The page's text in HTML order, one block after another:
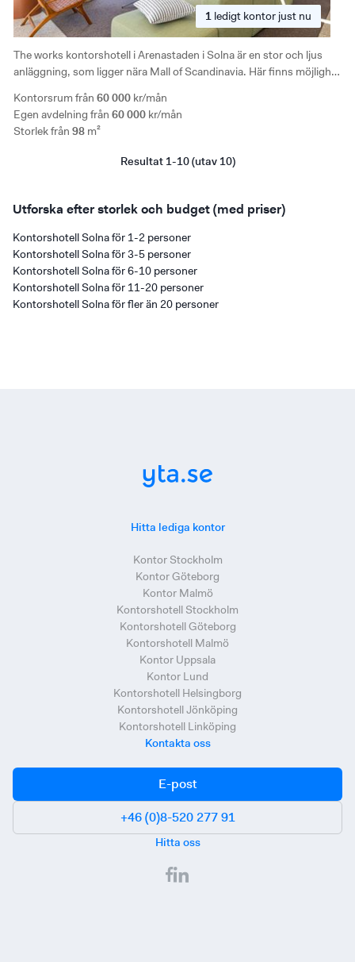
1 ledigt kontor just nu
Kontorsrum från 60 000 kr/mån
Egen avdelning från 60 000 kr/mån
Storlek från 98 m²
The works kontorshotell i Arenastaden i Solna är en stor och ljus
anläggning, som ligger nära Mall of Scandinavia. Här finns möjlighet
Nära kommunikationer samt tillgång till parkering.
Resultat 1-10 (utav 10)
Utforska efter storlek och budget (med priser)
Kontorshotell Solna för 1-2 personer
Kontorshotell Solna för 3-5 personer
Kontorshotell Solna för 6-10 personer
Kontorshotell Solna för 11-20 personer
Kontorshotell Solna för fler än 20 personer
Hitta lediga kontor
Kontor Stockholm
Kontor Göteborg
Kontor Malmö
Kontorshotell Stockholm
Kontorshotell Göteborg
Kontorshotell Malmö
Kontor Uppsala
Kontor Lund
Kontorshotell Helsingborg
Kontorshotell Jönköping
Kontorshotell Linköping
Kontakta oss
E-post
+46 (0)8-520 277 91
Hitta oss